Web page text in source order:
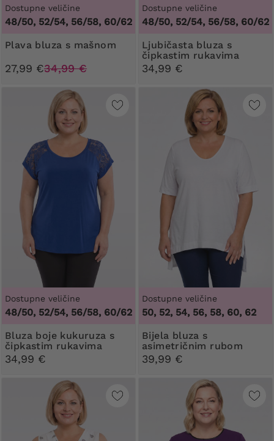
Dostupne veličine
48/50, 52/54, 56/58, 60/62
Plava bluza s mašnom
27,99 €34,99 €
Dostupne veličine
48/50, 52/54, 56/58, 60/62
Ljubičasta bluza s
čipkastim rukavima
34,99 €
Dostupne veličine
48/50, 52/54, 56/58, 60/62
Bluza boje kukuruza s
čipkastim rukavima
34,99 €
Dostupne veličine
50, 52, 54, 56, 58, 60, 62
Bijela bluza s
asimetričnim rubom
39,99 €